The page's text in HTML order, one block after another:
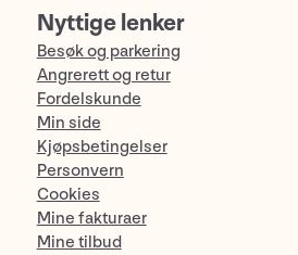
Nyttige lenker
Besøk og parkering
Angrerett og retur
Fordelskunde
Min side
Kjøpsbetingelser
Personvern
Cookies
Mine fakturaer
Mine tilbud